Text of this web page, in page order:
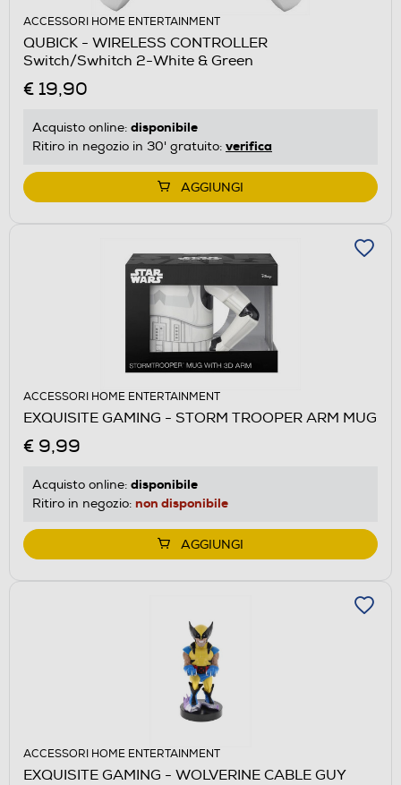
ACCESSORI HOME ENTERTAINMENT
QUBICK - WIRELESS CONTROLLER
Switch/Swhitch 2-White & Green
€ 19,90
Acquisto online: disponibile
Ritiro in negozio in 30' gratuito: verifica
AGGIUNGI
ACCESSORI HOME ENTERTAINMENT
EXQUISITE GAMING - STORM TROOPER ARM MUG
€ 9,99
Acquisto online: disponibile
Ritiro in negozio: non disponibile
AGGIUNGI
ACCESSORI HOME ENTERTAINMENT
EXQUISITE GAMING - WOLVERINE CABLE GUY